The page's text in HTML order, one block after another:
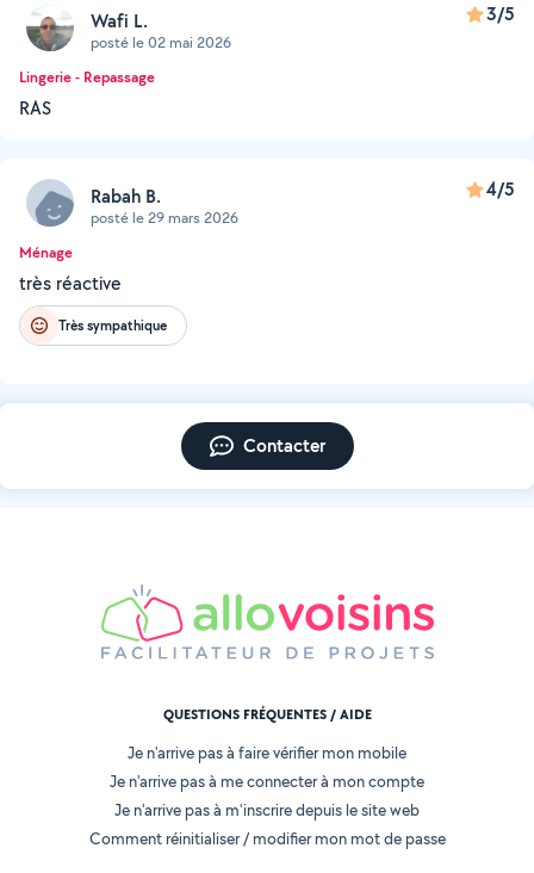
Wafi L.
posté le 02 mai 2026
3/5
Lingerie - Repassage
RAS
Rabah B.
posté le 29 mars 2026
4/5
Ménage
très réactive
Très sympathique
Contacter
QUESTIONS FRÉQUENTES / AIDE
Je n'arrive pas à faire vérifier mon mobile
Je n'arrive pas à me connecter à mon compte
Je n'arrive pas à m'inscrire depuis le site web
Comment réinitialiser / modifier mon mot de passe